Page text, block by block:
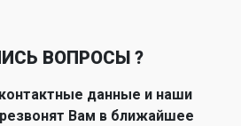
ВОПРОСЫ ?
данные и наши
Вам в ближайшее